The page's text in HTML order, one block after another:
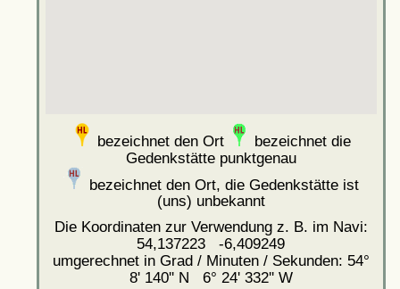
bezeichnet den Ort
bezeichnet die
Gedenkstätte punktgenau
bezeichnet den Ort, die Gedenkstätte ist
(uns) unbekannt
Die Koordinaten zur Verwendung z. B. im Navi:
54,137223 -6,409249
umgerechnet in Grad / Minuten / Sekunden: 54°
8' 140'' N 6° 24' 332'' W